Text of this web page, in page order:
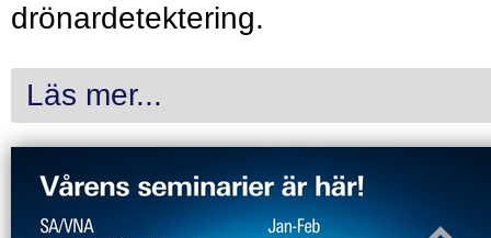
drönardetektering.
Läs mer...